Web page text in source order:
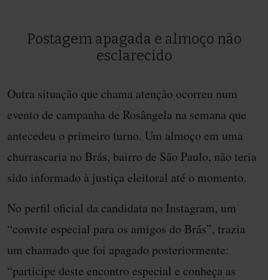
Postagem apagada e almoço não
esclarecido
Outra situação que chama atenção ocorreu num
evento de campanha de Rosângela na semana que
antecedeu o primeiro turno. Um almoço em uma
churrascaria no Brás, bairro de São Paulo, não teria
sido informado à justiça eleitoral até o momento.
No perfil oficial da candidata no Instagram, um
“convite especial para os amigos do Brás”, trazia
um chamado que foi apagado posteriormente:
“participe deste encontro especial e conheça as